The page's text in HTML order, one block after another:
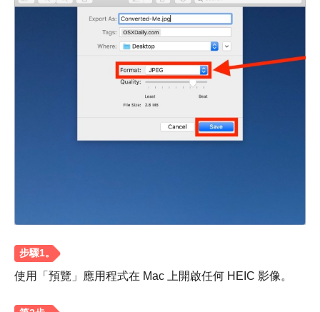
使用「預覽」應用程式在 Mac 上開啟任何 HEIC 影像。